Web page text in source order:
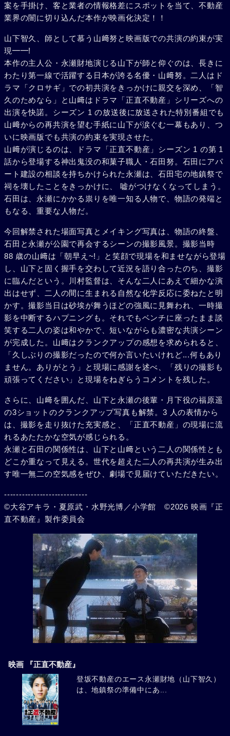
案を手掛け、客と業者の情報格差にスポットを当て、不動産
業界の闇に切り込んだ本作が映画化決定！！
山下智久、師として慕う山﨑努と映画版での共演の約束が実
現━━!
本作の主人公・永瀬財地演じる山下が師と仰ぐのは、長きに
わたり第一線で活躍する日本が誇る名優・山﨑努。二人はド
ラマ「クロサギ」での初共演をきっかけに親交を深め、「智
久のためなら」と山﨑はドラマ「正直不動産」シリーズへの
出演を快諾。シーズン 1 の放送後に放送された特別番組でも
山﨑からの再共演を望む手紙に山下が涙ぐむ一幕もあり、つ
いに映画版でも共演の約束を実現させた。
山﨑が演じるのは、ドラマ「正直不動産」シーズン 1 の第 1
話から登場する神出鬼没の和菓子職人・石田努。石田にアパ
ート建設の相談を持ちかけられた永瀬は、石田宅の地鎮祭で
祠を壊したことをきっかけに、 嘘がつけなくなってしまう。
石田は、永瀬にかかる祟りを唯一知る人物で、物語の発端と
もなる、重要な人物だ。
今回解禁された場面写真とメイキング写真は、物語の終盤、
石田と永瀬が公園で再会するシーンの撮影風景。撮影当時
88 歳の山﨑は「朝早え~!」と笑顔で現場を和ませながら登場
し、山下と固く握手を交わして近況を語り合ったのち、撮影
に臨んだという。川村監督は、そんな二人にあえて細かな演
出はせず、二人の間に生まれる自然な化学反応に委ねたと明
かす。撮影当日は砂埃が舞うほどの強風に見舞われ、一時撮
影を中断するハプニングも。それでもベンチに座ったまま談
笑する二人の姿は和やかで、短いながらも濃密な共演シーン
が完成した。山﨑はクランクアップの感想を求められると、
「久しぶりの撮影だったので何か言いたいけれど...何もあり
ません。ありがとう」と現場に感謝を述べ、「残りの撮影も
頑張ってください」と現場をねぎらうコメントを残した。
さらに、山﨑を囲んだ、山下と永瀬の後輩・月下役の福原遥
の3ショットのクランクアップ写真も解禁。3 人の表情から
は、撮影を走り抜けた充実感と、「正直不動産」の現場に流
れるあたたかな空気が感じられる。
永瀬と石田の関係性は、山下と山﨑という二人の関係性とも
どこか重なって見える。世代を超えた二人の再共演が生み出
す唯一無二の空気感をぜひ、劇場で見届けていただきたい。
----------------------------
©大谷アキラ・夏原武・水野光博／小学館 ©2026 映画『正
直不動産』製作委員会
映画 『正直不動産』
登坂不動産のエース永瀬財地（山下智久）
は、地鎮祭の準備中にあ...